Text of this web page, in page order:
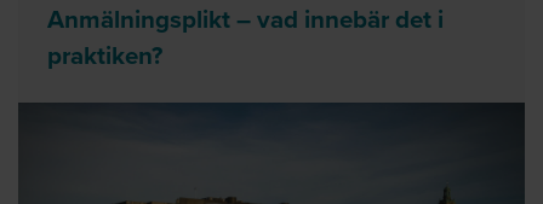
Anmälningsplikt – vad innebär det i
praktiken?